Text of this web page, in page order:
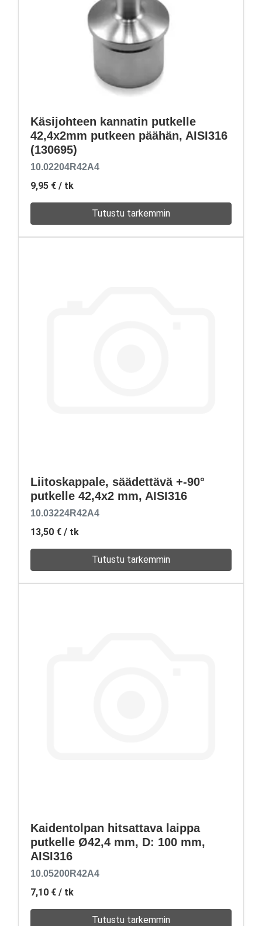
Käsijohteen kannatin putkelle
42,4x2mm putkeen päähän, AISI316
(130695)
10.02204R42A4
9,95 € / tk
Tutustu tarkemmin
Liitoskappale, säädettävä +-90°
putkelle 42,4x2 mm, AISI316
10.03224R42A4
13,50 € / tk
Tutustu tarkemmin
Kaidentolpan hitsattava laippa
putkelle Ø42,4 mm, D: 100 mm,
AISI316
10.05200R42A4
7,10 € / tk
Tutustu tarkemmin